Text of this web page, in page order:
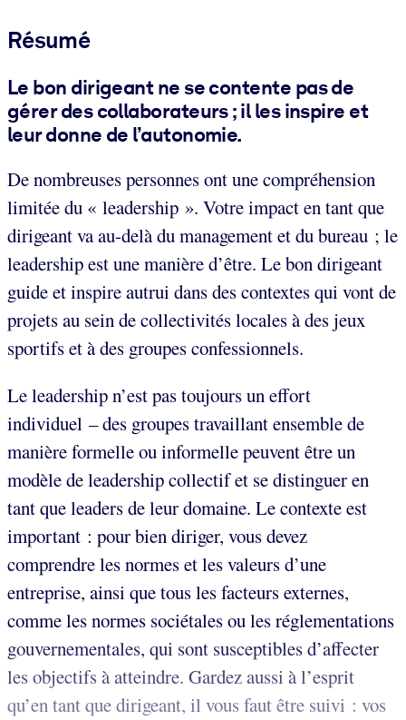
Résumé
Le bon dirigeant ne se contente pas de
gérer des collaborateurs ; il les inspire et
leur donne de l’autonomie.
De nombreuses personnes ont une compréhension
limitée du « leadership ». Votre impact en tant que
dirigeant va au-delà du management et du bureau ; le
leadership est une manière d’être. Le bon dirigeant
guide et inspire autrui dans des contextes qui vont de
projets au sein de collectivités locales à des jeux
sportifs et à des groupes confessionnels.
Le leadership n’est pas toujours un effort
individuel – des groupes travaillant ensemble de
manière formelle ou informelle peuvent être un
modèle de leadership collectif et se distinguer en
tant que leaders de leur domaine. Le contexte est
important : pour bien diriger, vous devez
comprendre les normes et les valeurs d’une
entreprise, ainsi que tous les facteurs externes,
comme les normes sociétales ou les réglementations
gouvernementales, qui sont susceptibles d’affecter
les objectifs à atteindre. Gardez aussi à l’esprit
qu’en tant que dirigeant, il vous faut être suivi : vos